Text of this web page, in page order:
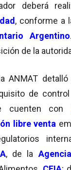
deberá
, conforme a
Argentino
de la
ANMAT
de
cuenten con
libre venta
, de la